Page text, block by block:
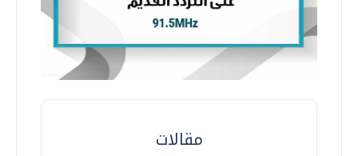
مقالات